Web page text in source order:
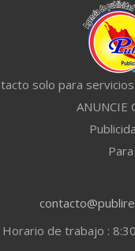
solo para
ANUNCIE